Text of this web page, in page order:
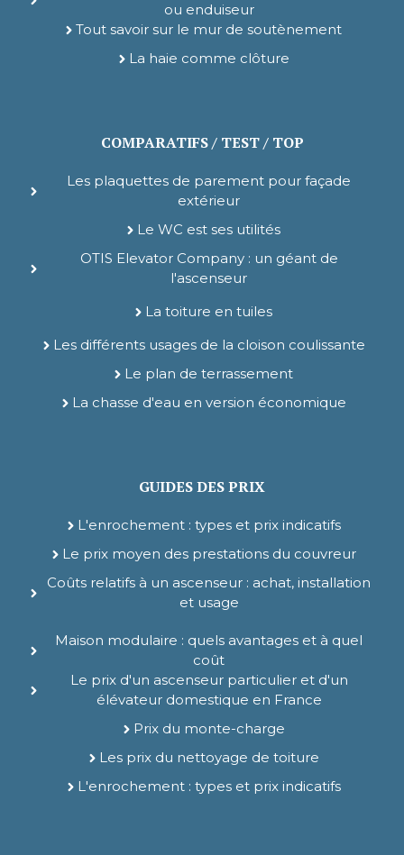
ou enduiseur
Tout savoir sur le mur de soutènement
La haie comme clôture
COMPARATIFS / TEST / TOP
Les plaquettes de parement pour façade
extérieur
Le WC est ses utilités
OTIS Elevator Company : un géant de
l'ascenseur
La toiture en tuiles
Les différents usages de la cloison coulissante
Le plan de terrassement
La chasse d'eau en version économique
GUIDES DES PRIX
L'enrochement : types et prix indicatifs
Le prix moyen des prestations du couvreur
Coûts relatifs à un ascenseur : achat, installation
et usage
Maison modulaire : quels avantages et à quel
coût
Le prix d'un ascenseur particulier et d'un
élévateur domestique en France
Prix du monte-charge
Les prix du nettoyage de toiture
L'enrochement : types et prix indicatifs